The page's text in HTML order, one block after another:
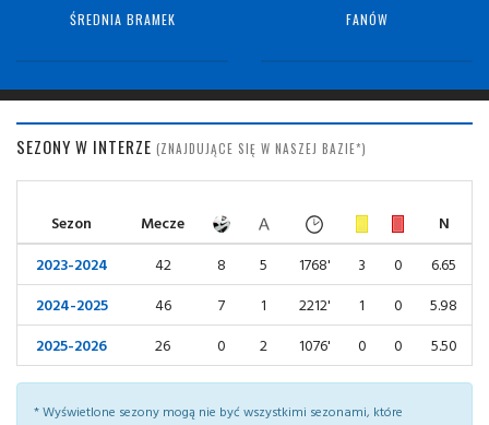
ŚREDNIA BRAMEK FANÓW
SEZONY W INTERZE (ZNAJDUJĄCE SIĘ W NASZEJ BAZIE*)
Sezon Mecze
N
2023-2024
42 8 5 1768' 3 0
6.65
2024-2025
46 7 1 2212' 1 0
5.98
2025-2026
26 0 2 1076' 0 0 5.50
* Wyświetlone sezony mogą nie być wszystkimi sezonami, które